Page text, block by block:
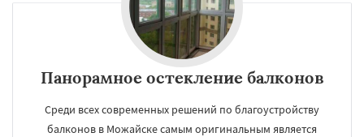
Панорамное остекление балконов
Среди всех современных решений по благоустройству
балконов в Можайске самым оригинальным является